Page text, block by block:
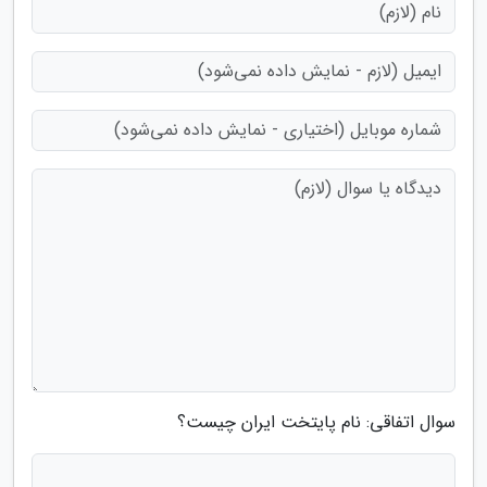
سوال اتفاقی: نام پایتخت ایران چیست؟